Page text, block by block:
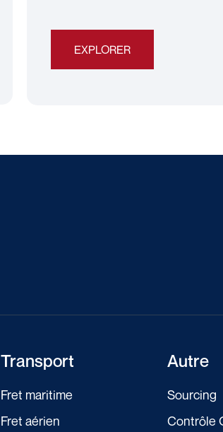
EXPLORER
Transport
Fret maritime
Fret aérien
Autre
Sourcing
Contrôle